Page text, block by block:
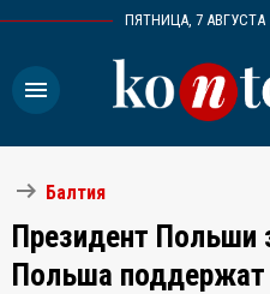
ПЯТНИЦА, 7 АВГУСТА
menu
arrow_right_alt Балтия
Президент Польши
Польша поддержат